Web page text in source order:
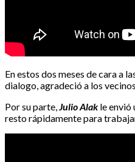
En estos dos meses de cara a
dialogo, agradeció a los
Por su parte, Julio Alakle envió
resto rápidamente para